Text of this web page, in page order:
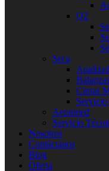
O2
Seca
Cintas
Aeonmed
Servicio
Nosotros
Contáctanos
Blog
Oferta